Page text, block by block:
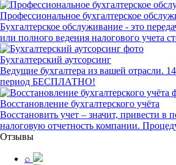
Профессиональное бухгалтерское
Бухгалтерское обслуживание - это
или полного ведения налогового учета
Бухгалтерский аутсорсинг
Ведущие бухгалтера из вашей отрасли.
период БЕСПЛАТНО!
Восстановление бухгалтерского учёта
Восстановить учет – значит, привести в
налоговую отчетность компании.
Отзывы
⌕